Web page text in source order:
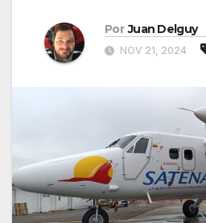
Por Juan Delguy
NOV 21, 2024